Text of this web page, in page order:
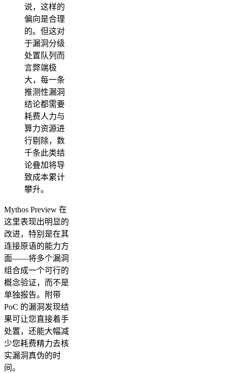
说，这样的
偏向是合理
的。但这对
于漏洞分级
处置队列而
言弊端极
大，每一条
推测性漏洞
结论都需要
耗费人力与
算力资源进
行剔除，数
千条此类结
论叠加将导
致成本累计
攀升。
Mythos Preview 在
这里表现出明显的
改进，特别是在其
连接原语的能力方
面——将多个漏洞
组合成一个可行的
概念验证，而不是
单独报告。附带
PoC 的漏洞发现结
果可让您直接着手
处置，还能大幅减
少您耗费精力去核
实漏洞真伪的时
间。